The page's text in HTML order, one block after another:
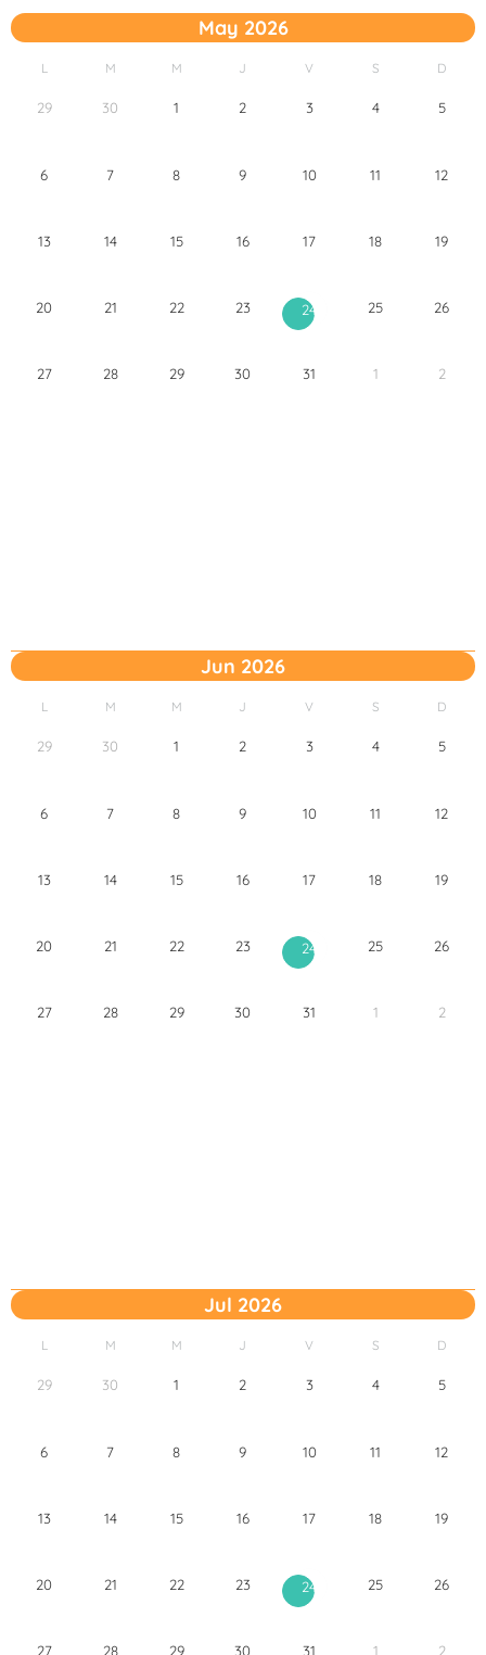
May 2026
L M M J V S D
29 30 1 2 3 4 5
6 7 8 9 10 11 12
13 14 15 16 17 18 19
20 21 22 23 24 25 26
27 28 29 30 31 1 2
Jun 2026
L M M J V S D
29 30 1 2 3 4 5
6 7 8 9 10 11 12
13 14 15 16 17 18 19
20 21 22 23 24 25 26
27 28 29 30 31 1 2
Jul 2026
L M M J V S D
29 30 1 2 3 4 5
6 7 8 9 10 11 12
13 14 15 16 17 18 19
20 21 22 23 24 25 26
27 28 29 30 31 1 2